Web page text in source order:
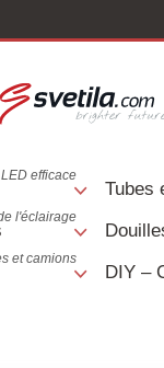
efficace
Tubes
l'éclairage
et camions
DIY –